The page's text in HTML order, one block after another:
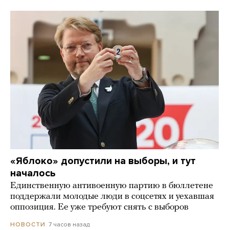
«Яблоко» допустили на выборы, и тут
началось
Единственную антивоенную партию в бюллетене
поддержали молодые люди в соцсетях и уехавшая
оппозиция. Ее уже требуют снять с выборов
НОВОСТИ 7 часов назад